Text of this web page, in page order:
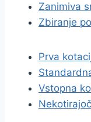
Zanimiva
Zbiranje
Prva
Vstopna